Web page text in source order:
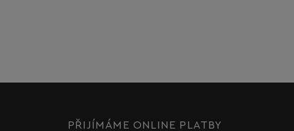
PŘIJÍMÁME ONLINE PLATBY